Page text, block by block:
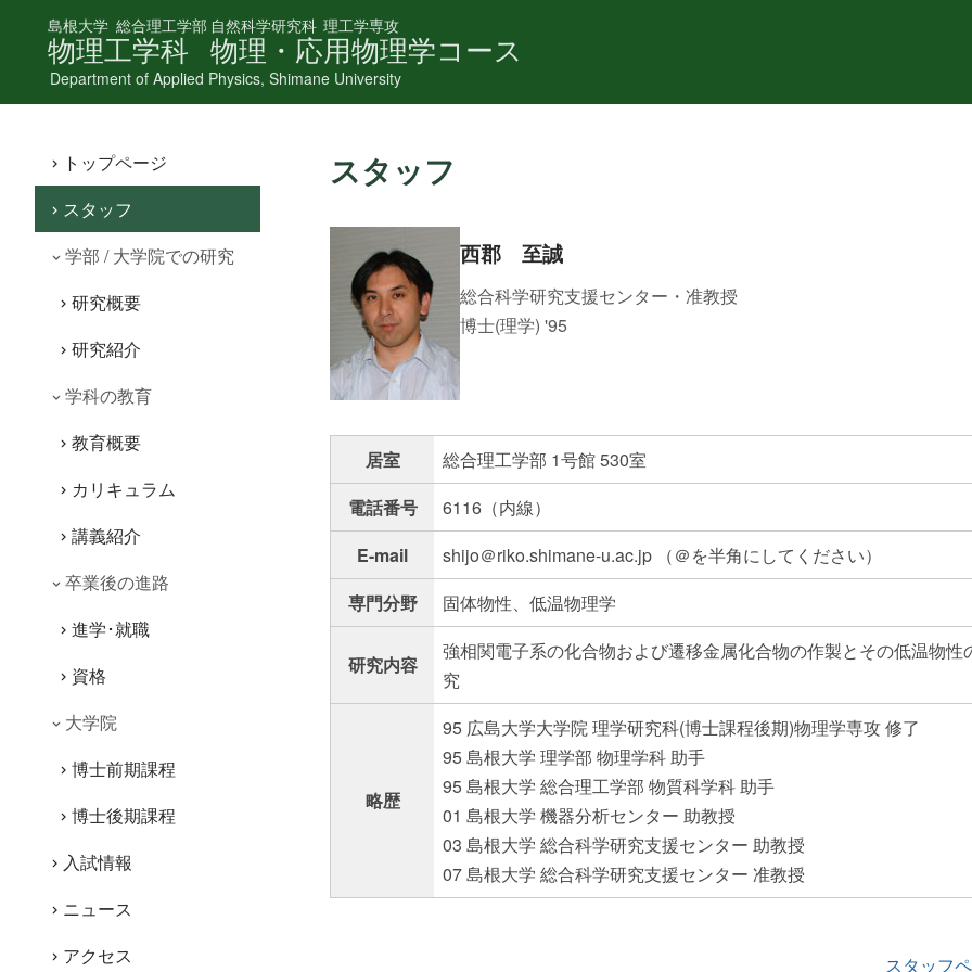
島根大学 総合理工学部
物理工学科
自然科学研究科 理工学専攻
物理・応用物理学コース
Department of Applied Physics, Shimane University
トップページ
スタッフ
学部 / 大学院での研究
研究概要
研究紹介
学科の教育
教育概要
カリキュラム
講義紹介
卒業後の進路
進学･就職
資格
大学院
博士前期課程
博士後期課程
入試情報
ニュース
アクセス
スタッフ
西郡 至誠
総合科学研究支援センター・准教授
博士(理学) '95
居室
総合理工学部 1号館 530室
電話番号
6116（内線）
E-mail
shijo＠riko.shimane-u.ac.jp （＠を半角にしてください）
専門分野
固体物性、低温物理学
研究内容
強相関電子系の化合物および遷移金属化合物の作製とその低温物性
究
略歴
95 広島大学大学院 理学研究科(博士課程後期)物理学専攻 修了
95 島根大学 理学部 物理学科 助手
95 島根大学 総合理工学部 物質科学科 助手
01 島根大学 機器分析センター 助教授
03 島根大学 総合科学研究支援センター 助教授
07 島根大学 総合科学研究支援センター 准教授
スタッフ